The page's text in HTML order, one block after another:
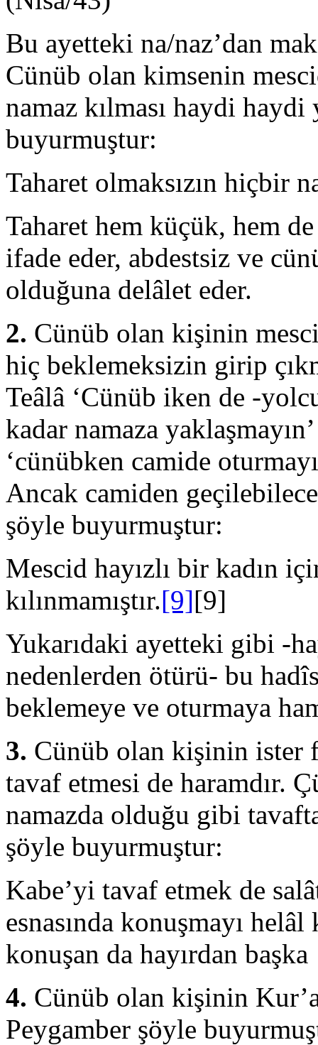
Bu ayetteki na/naz’dan
Cünüb olan kimsenin
namaz kılması haydi
buyurmuştur:
Taharet olmaksızın hiçbir
Taharet hem küçük, hem
ifade eder, abdestsiz ve
olduğuna delâlet eder.
2. Cünüb olan kişinin
hiç bek­lemeksizin girip
Teâlâ ‘Cünüb iken de -
kadar namaza
‘cünübken camide
Ancak camiden
şöyle buyurmuştur:
Mescid hayızlı bir kadın
kılınmamıştır.[9][9]
Yukarıdaki ayetteki gibi -
nedenlerden ötürü- bu
beklemeye ve oturmaya
3. Cünüb olan kişinin ister
tavaf etmesi de haramdır.
namazda olduğu gibi
şöyle buyurmuştur:
Kabe’yi tavaf etmek de
esnasında konuş­mayı helâl
konuşan da hayırdan
4. Cünüb olan kişinin
Peygamber şöyle